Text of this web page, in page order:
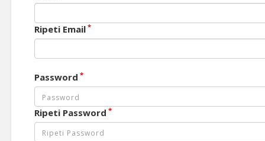
Ripeti Email *
Password *
Ripeti Password *